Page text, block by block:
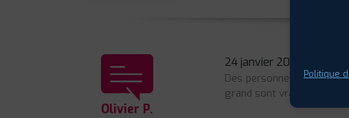
Olivier P.
24 janvier 2020
Des personnes à
grand sont vraiment génial
Politique